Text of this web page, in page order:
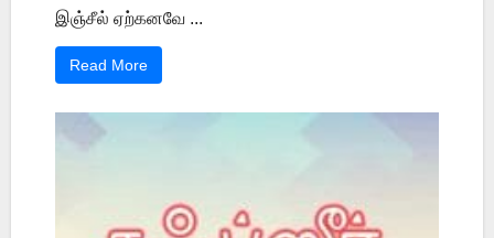
இஞ்சீல் ஏற்கனவே ...
Read More